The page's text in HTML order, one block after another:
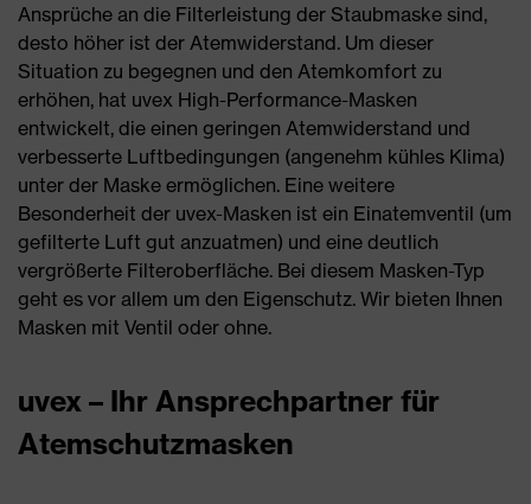
Ansprüche an die Filterleistung der Staubmaske sind,
desto höher ist der Atemwiderstand. Um dieser
Situation zu begegnen und den Atemkomfort zu
erhöhen, hat uvex High-Performance-Masken
entwickelt, die einen geringen Atemwiderstand und
verbesserte Luftbedingungen (angenehm kühles Klima)
unter der Maske ermöglichen. Eine weitere
Besonderheit der uvex-Masken ist ein Einatemventil (um
gefilterte Luft gut anzuatmen) und eine deutlich
vergrößerte Filteroberfläche. Bei diesem Masken-Typ
geht es vor allem um den Eigenschutz. Wir bieten Ihnen
Masken mit Ventil oder ohne.
uvex – Ihr Ansprechpartner für
Atemschutzmasken